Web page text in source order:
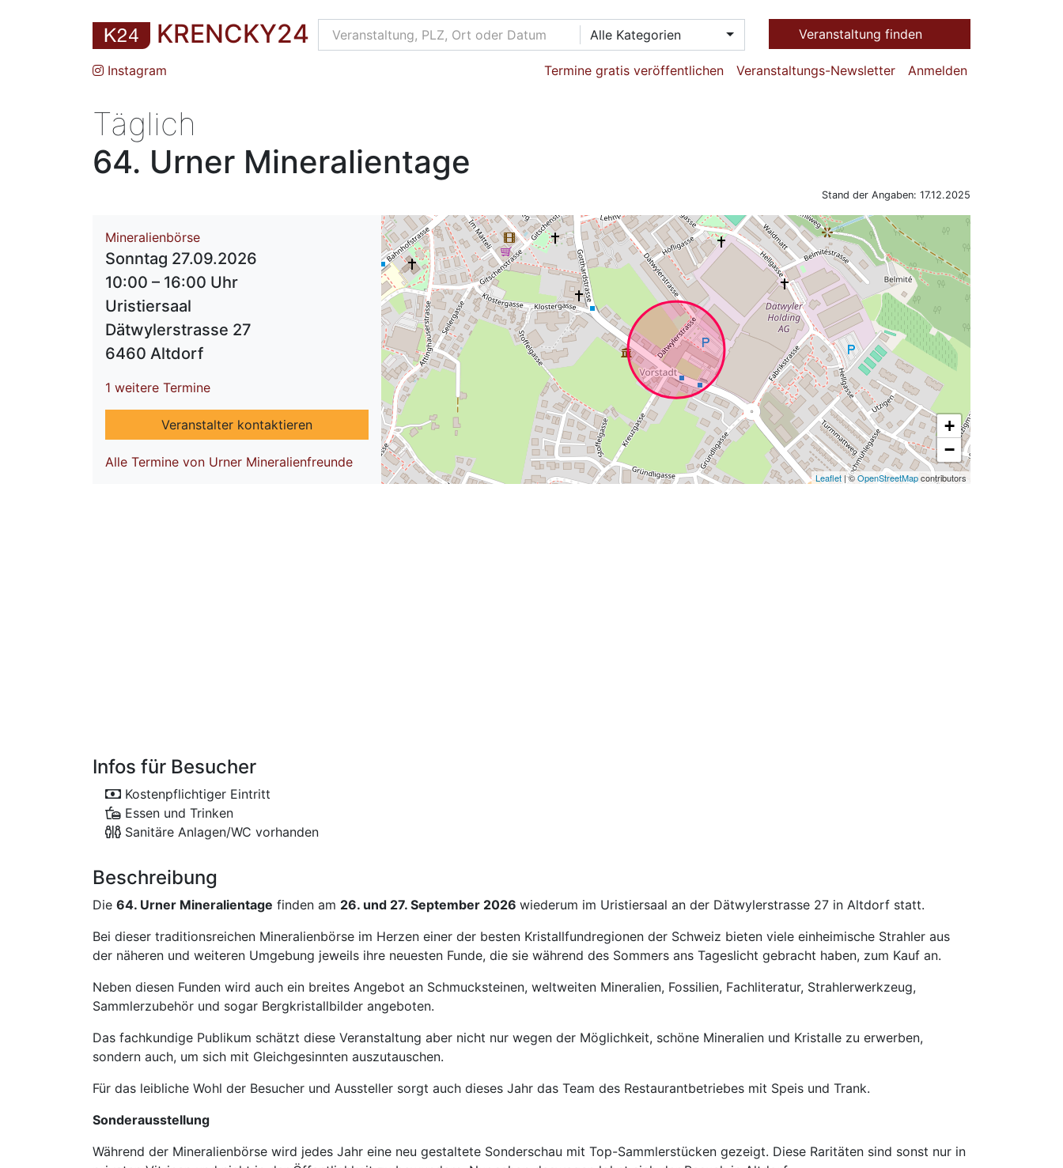
KRENCKY24 Alle Kategorien Veranstaltung finden
Instagram Termine gratis veröffentlichen Veranstaltungs-Newsletter Anmelden
Täglich
64. Urner Mineralientage
Stand der Angaben: 17.12.2025
Mineralienbörse
Sonntag 27.09.2026
10:00 – 16:00 Uhr
Uristiersaal
Dätwylerstrasse 27
6460 Altdorf
1 weitere Termine
Veranstalter kontaktieren
Alle Termine von Urner Mineralienfreunde
+
−
Leaflet | ©OpenStreetMapcontributors
Infos für Besucher
Kostenpflichtiger Eintritt
Essen und Trinken
Sanitäre Anlagen/WC vorhanden
Beschreibung
Die 64. Urner Mineralientage finden am 26. und 27. September 2026 wiederum im Uristiersaal an der Dätwylerstrasse 27 in Altdorf statt.
Bei dieser traditionsreichen Mineralienbörse im Herzen einer der besten Kristallfundregionen der Schweiz bieten viele einheimische Strahler aus
der näheren und weiteren Umgebung jeweils ihre neuesten Funde, die sie während des Sommers ans Tageslicht gebracht haben, zum Kauf an.
Neben diesen Funden wird auch ein breites Angebot an Schmucksteinen, weltweiten Mineralien, Fossilien, Fachliteratur, Strahlerwerkzeug,
Sammlerzubehör und sogar Bergkristallbilder angeboten.
Das fachkundige Publikum schätzt diese Veranstaltung aber nicht nur wegen der Möglichkeit, schöne Mineralien und Kristalle zu erwerben,
sondern auch, um sich mit Gleichgesinnten auszutauschen.
Für das leibliche Wohl der Besucher und Aussteller sorgt auch dieses Jahr das Team des Restaurantbetriebes mit Speis und Trank.
Sonderausstellung
Während der Mineralienbörse wird jedes Jahr eine neu gestaltete Sonderschau mit Top-Sammlerstücken gezeigt. Diese Raritäten sind sonst nur in